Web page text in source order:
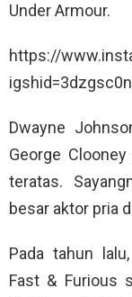
Under Armour.
https://
Dwayne
George
teratas.
besar aktor pria
Pada tahun
Fast & Furious